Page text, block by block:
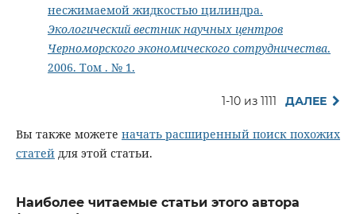
несжимаемой жидкостью цилиндра.
Экологический вестник научных центров
Черноморского экономического сотрудничества.
2006. Том . № 1.
1-10 из 1111 ДАЛЕЕ
Вы также можете начать расширенный поиск похожих
статейдля этой статьи.
Наиболее читаемые статьи этого автора